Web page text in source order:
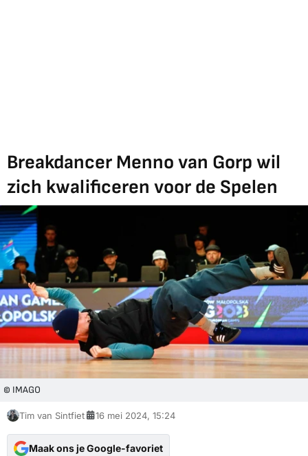
Breakdancer Menno van Gorp wil
zich kwalificeren voor de Spelen
© IMAGO
Tim van Sintfiet 16 mei 2024, 15:24
Maak ons je Google-favoriet